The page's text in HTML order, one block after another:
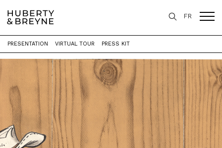
FR
Home > Exhibitions > 100 ans, 100 oeuvres
PRESENTATION VIRTUAL TOUR PRESS KIT